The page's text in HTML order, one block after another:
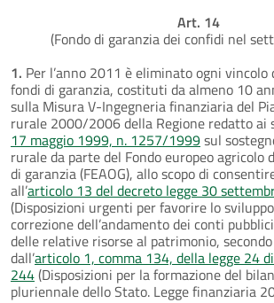
Art. 14
(Fondo di garanzia dei confidi nel
1. Per l’anno 2011 è eliminato ogni vincolo
fondi di garanzia, costituti da almeno 10
sulla Misura V-Ingegneria finanziaria del
rurale 2000/2006 della Regione redatto ai
17 maggio 1999, n. 1257/1999sul
rurale da parte del Fondo europeo agricolo
di garanzia (FEAOG), allo scopo di
all’articolo 13 del decreto legge 30
(Disposizioni urgenti per favorire lo
correzione dell’andamento dei conti
delle relative risorse al patrimonio,
dall’articolo 1, comma 134, della legge 24
244(Disposizioni per la formazione del
pluriennale dello Stato. Legge finanziaria